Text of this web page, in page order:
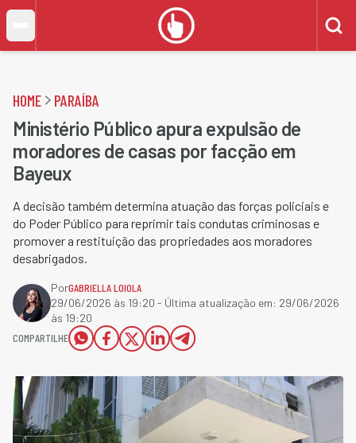
HOME PARAÍBA
Ministério Público apura expulsão de
moradores de casas por facção em
Bayeux
A decisão também determina atuação das forças policiais e
do Poder Público para reprimir tais condutas criminosas e
promover a restituição das propriedades aos moradores
desabrigados.
PorGABRIELLA LOIOLA
29/06/2026 às 19:20 - Última atualização em: 29/06/2026
às 19:20
COMPARTILHE